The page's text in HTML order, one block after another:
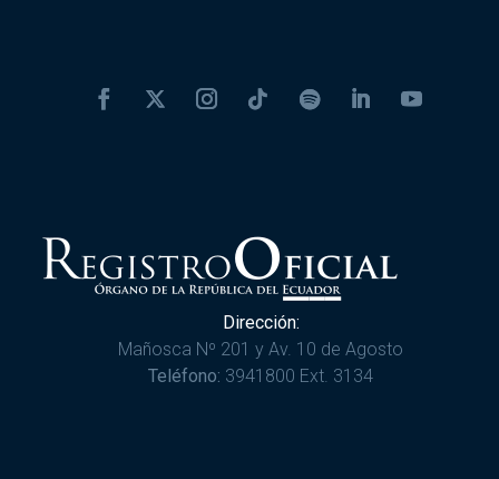
Dirección:
Mañosca Nº 201 y Av. 10 de Agosto
Teléfono: 3941800 Ext. 3134